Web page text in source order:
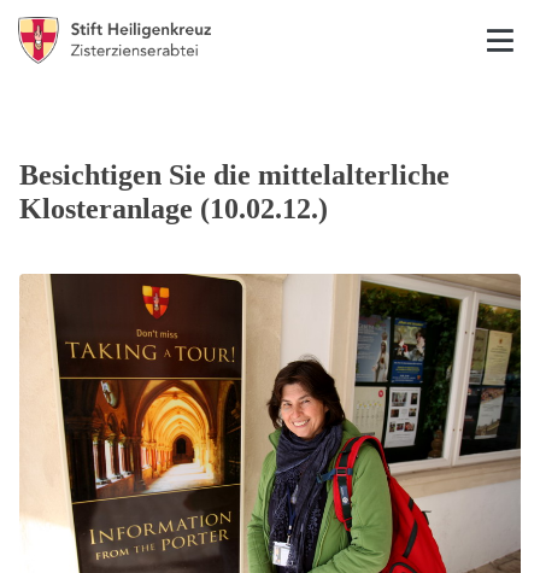
Besichtigen Sie die mittelalterliche
Klosteranlage (10.02.12.)